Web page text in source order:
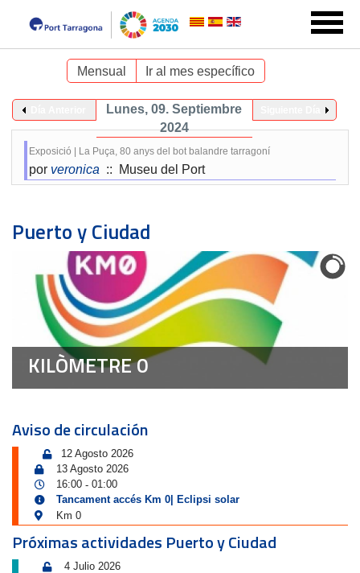
Mensual Ir al mes específico
Lunes, 09. Septiembre
2024
Exposició | La Puça, 80 anys del bot balandre tarragoní
por veronica :: Museu del Port
Puerto y Ciudad
KILÒMETRE 0
Aviso de circulación
12 Agosto 2026
13 Agosto 2026
16:00 - 01:00
Tancament accés Km 0| Eclipsi solar
Km 0
Próximas actividades Puerto y Ciudad
4 Julio 2026